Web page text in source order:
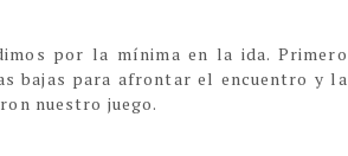
por la mínima en la ida. Primero
bajas para afrontar el encuentro y la
nuestro juego.